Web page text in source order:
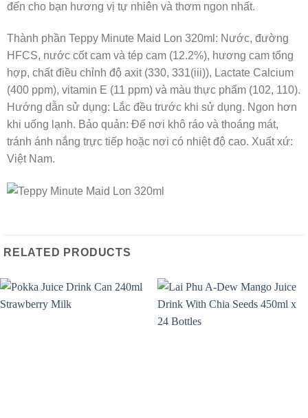
đến cho bạn hương vị tự nhiên và thơm ngon nhất.
Thành phần Teppy Minute Maid Lon 320ml: Nước, đường
HFCS, nước cốt cam và tép cam (12.2%), hương cam tổng
hợp, chất điều chỉnh độ axit (330, 331(iii)), Lactate Calcium
(400 ppm), vitamin E (11 ppm) và màu thực phẩm (102, 110).
Hướng dẫn sử dụng: Lắc đều trước khi sử dụng. Ngon hơn
khi uống lạnh. Bảo quản: Để nơi khô ráo và thoáng mát,
tránh ánh nắng trực tiếp hoặc nơi có nhiệt độ cao. Xuất xứ:
Việt Nam.
RELATED PRODUCTS